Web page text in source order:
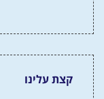
קצת עלינו